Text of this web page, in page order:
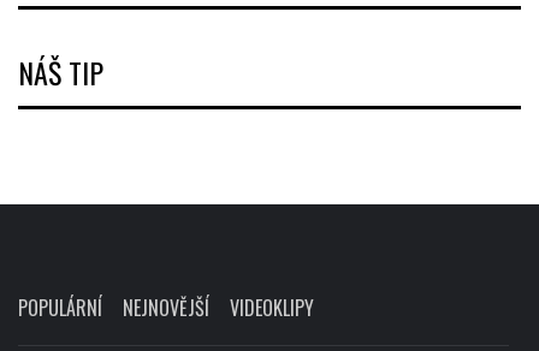
NÁŠ TIP
POPULÁRNÍ NEJNOVĚJŠÍ VIDEOKLIPY